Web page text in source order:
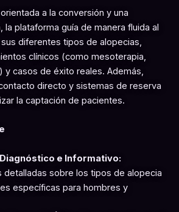
a la conversión y una
la plataforma guía de manera fluida al
diferentes tipos de alopecias,
clínicos (como mesoterapia,
y casos de éxito reales. Además,
directo y sistemas de reserva
la captación de pacientes.
e Informativo:
detalladas sobre los tipos de alopecia
específicas para hombres y